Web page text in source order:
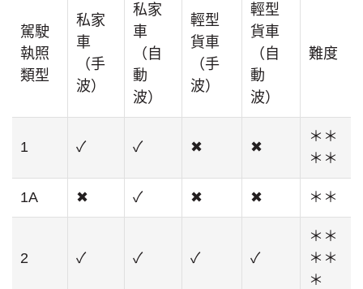
駕駛
執照
類型
私家
車
（手
波）
私家
車
（自
動
波）
輕型
貨車
（手
波）
輕型
貨車
（自
動
波）
難度
1 ✓ ✓ ✖ ✖
＊＊
＊＊
1A ✖ ✓ ✖ ✖ ＊＊
2 ✓ ✓ ✓ ✓
＊＊
＊＊
＊